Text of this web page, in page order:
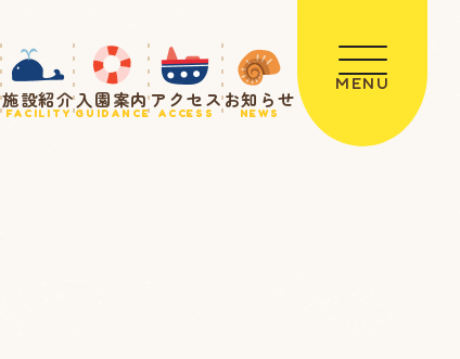
施設紹介
FACILITY
入園案内
GUIDANCE
アクセス
ACCESS
お知らせ
NEWS
MENU